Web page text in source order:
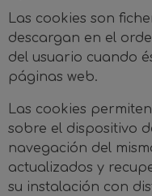
Las cookies son
descargan en el
del usuario cuando
páginas web.
Las cookies
sobre el dispositivo
navegación del
actualizados y
su instalación con